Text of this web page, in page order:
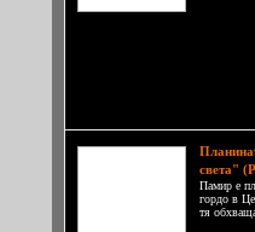
света"
Памир е
гордо в
тя